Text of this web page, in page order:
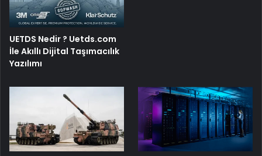
UETDS Nedir ? Uetds.com
İle Akıllı Dijital Taşımacılık
Yazılımı